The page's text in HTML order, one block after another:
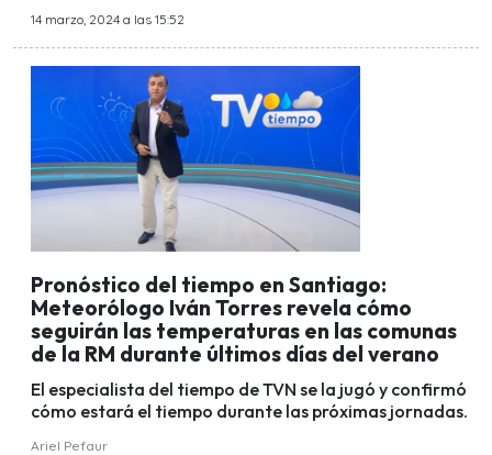
14 marzo, 2024 a las 15:52
Pronóstico del tiempo en Santiago:
Meteorólogo Iván Torres revela cómo
seguirán las temperaturas en las comunas
de la RM durante últimos días del verano
El especialista del tiempo de TVN se la jugó y confirmó
cómo estará el tiempo durante las próximas jornadas.
Ariel Pefaur